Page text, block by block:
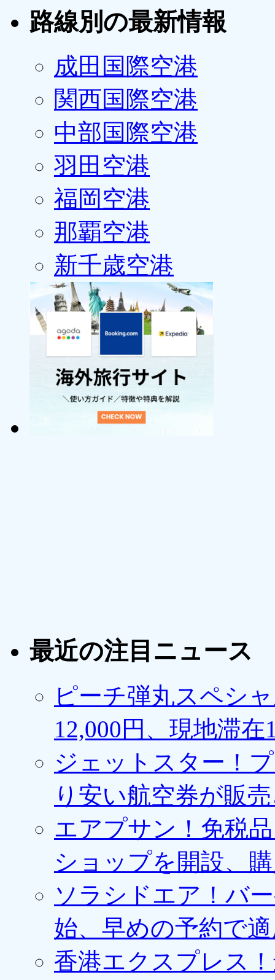
路線別の最新情報
成田国際空港
関西国際空港
中部国際空港
羽田空港
福岡空港
那覇空港
新千歳空港
最近の注目ニュース
ピーチ弾丸スペシ
12,000円、現地滞
ジェットスター！
り安い航空券が販
エアプサン！免税
ショップを開設、
ソラシドエア！バ
始、早めの予約で
香港エクスプレス